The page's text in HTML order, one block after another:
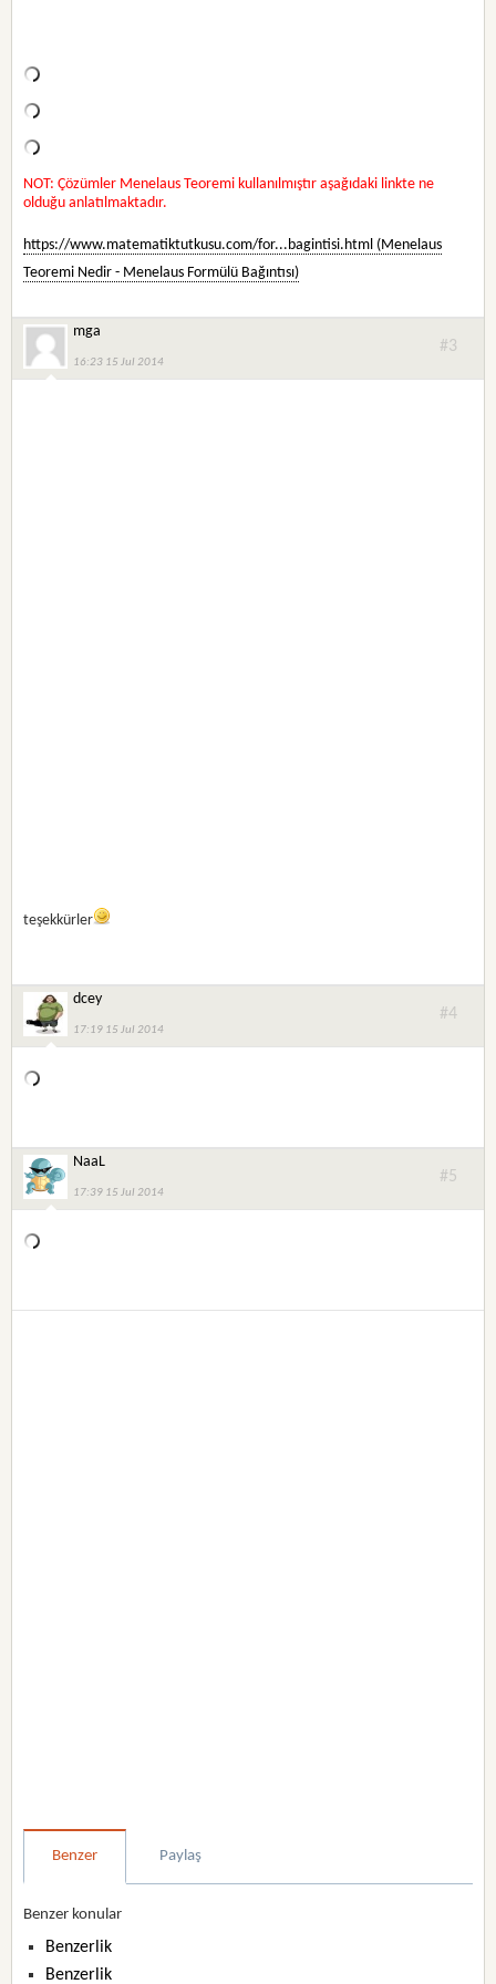
NOT: Çözümler Menelaus Teoremi kullanılmıştır aşağıdaki linkte ne
olduğu anlatılmaktadır.
https://www.matematiktutkusu.com/for...bagintisi.html (Menelaus
Teoremi Nedir - Menelaus Formülü Bağıntısı)
mga
16:23 15 Jul 2014
#3
teşekkürler
dcey
17:19 15 Jul 2014
#4
NaaL
17:39 15 Jul 2014
#5
Benzer Paylaş
Benzer konular
Benzerlik
Benzerlik